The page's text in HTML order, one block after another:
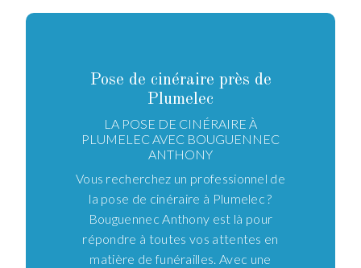
Pose de cinéraire près de
Plumelec
LA POSE DE CINÉRAIRE À
PLUMELEC AVEC BOUGUENNEC
ANTHONY
Vous recherchez un professionnel de
la pose de cinéraire à Plumelec ?
Bouguennec Anthony est là pour
répondre à toutes vos attentes en
matière de funérailles. Avec une